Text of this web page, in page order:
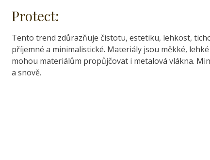
Protect:
Tento trend zdůrazňuje čistotu, estetiku, lehkost,
příjemné a minimalistické. Materiály jsou měkké,
mohou materiálům propůjčovat i metalová vlákna.
a snově.